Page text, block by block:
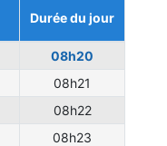
Durée du jour
08h20
08h21
08h22
08h23